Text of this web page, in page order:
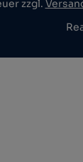
zzgl.